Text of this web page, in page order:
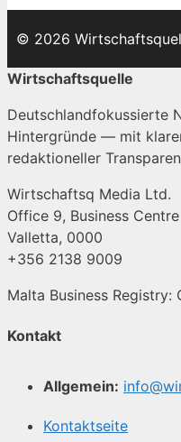
© 2026
Wirtschaftsquelle
Deutschlandfokussierte
Hintergründe — mit
redaktioneller
Wirtschaftsq Media Ltd.
Office 9, Business Centre
Valletta, 0000
+356 2138 9009
Malta Business Registry:
Kontakt
Allgemein:
Kontaktseite